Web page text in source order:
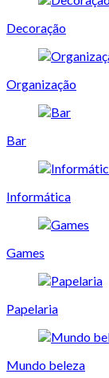
Decoração
Organização
Bar
Informática
Games
Papelaria
Mundo beleza